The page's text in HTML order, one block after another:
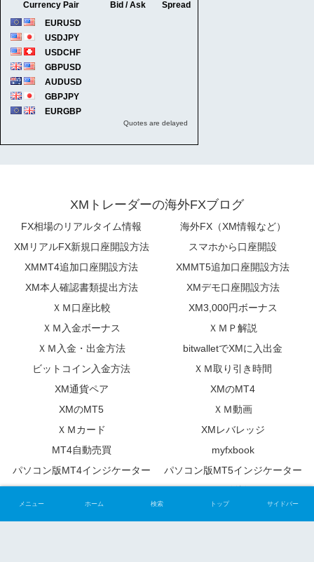
XMトレーダーの海外FXブログ
FX相場のリアルタイム情報
海外FX（XM情報など）
XMリアルFX新規口座開設方法
スマホから口座開設
XMMT4追加口座開設方法
XMMT5追加口座開設方法
XM本人確認書類提出方法
XMデモ口座開設方法
ＸＭ口座比較
XM3,000円ボーナス
ＸＭ入金ボーナス
ＸＭＰ解説
ＸＭ入金・出金方法
bitwalletでXMに入出金
ビットコイン入金方法
ＸＭ取り引き時間
XM通貨ペア
XMのMT4
XMのMT5
ＸＭ動画
ＸＭカード
XMレバレッジ
MT4自動売買
myfxbook
パソコン版MT4インジケーター
パソコン版MT5インジケーター
メニュー ホーム 検索 トップ サイドバー